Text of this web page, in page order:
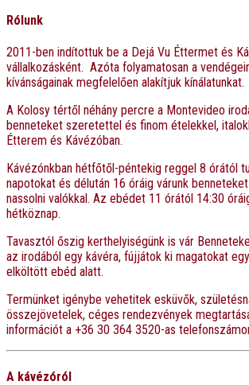
Rólunk
2011-ben indítottuk be a Dejá Vu Éttermet és
vállalkozásként. Azóta folyamatosan a
kívánságainak megfelelően alakítjuk kínálatunkat.
A Kolosy tértől néhány percre a Montevideo
benneteket szeretettel és finom ételekkel,
Étterem és Kávézóban.
Kávézónkban hétfőtől-péntekig reggel 8 órától
napotokat és délután 16 óráig várunk
nassolni valókkal. Az ebédet 11 órától 14:30
hétköznap.
Tavasztól őszig kerthelyiségünk is vár
az irodából egy kávéra, fújjátok ki magatokat
elköltött ebéd alatt.
Termünket igénybe vehetitek esküvők,
összejövetelek, céges rendezvények
információt a +36 30 364 3520-as
A kávézóról